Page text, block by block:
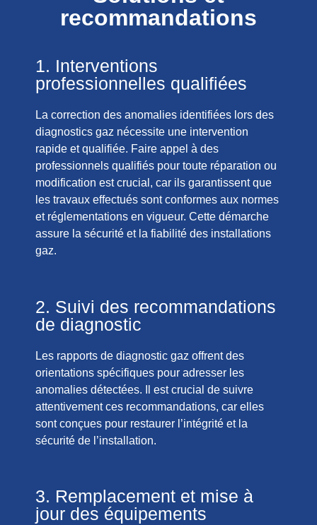
recommandations
1. Interventions
professionnelles qualifiées
La correction des anomalies identifiées lors des
diagnostics gaz nécessite une intervention
rapide et qualifiée. Faire appel à des
professionnels qualifiés pour toute réparation ou
modification est crucial, car ils garantissent que
les travaux effectués sont conformes aux normes
et réglementations en vigueur. Cette démarche
assure la sécurité et la fiabilité des installations
gaz.
2. Suivi des recommandations
de diagnostic
Les rapports de diagnostic gaz offrent des
orientations spécifiques pour adresser les
anomalies détectées. Il est crucial de suivre
attentivement ces recommandations, car elles
sont conçues pour restaurer l’intégrité et la
sécurité de l’installation.
3. Remplacement et mise à
jour des équipements